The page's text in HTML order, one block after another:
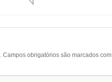
Campos obrigatórios são marcados com